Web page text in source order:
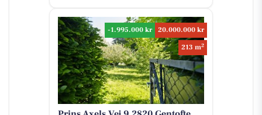
-1.995.000 kr
20.000.000 kr
213 m2